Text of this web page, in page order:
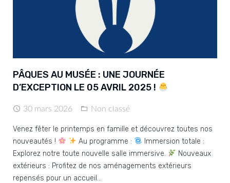
PÂQUES AU MUSÉE : UNE JOURNÉE
D’EXCEPTION LE 05 AVRIL 2025 !
30 mars 2026 Non classé
Venez fêter le printemps en famille et découvrez toutes nos
nouveautés !
Au programme :
Immersion totale :
Explorez notre toute nouvelle salle immersive.
Nouveaux
extérieurs : Profitez de nos aménagements extérieurs
repensés pour un accueil…